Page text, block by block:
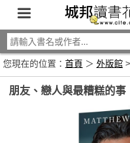
您現在的位置： 首頁 ＞ 外版館 >
朋友、戀人與最糟糕的